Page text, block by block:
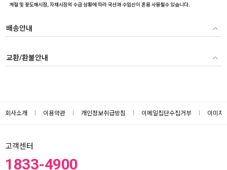
배송안내
교환/환불안내
회사소개 이용약관 개인정보취급방침 이메일집단수집거부 이미지
고객센터
1833-4900